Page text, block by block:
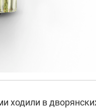
ходили в